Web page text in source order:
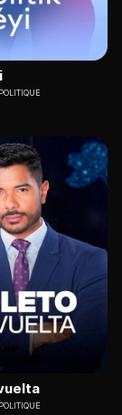
POLITIQUE
POLITIQUE